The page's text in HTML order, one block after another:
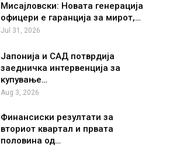
Мисајловски: Новата генерација
офицери е гаранција за мирот,…
Jul 31, 2026
Јапонија и САД потврдија
заедничка интервенција за
купување…
Aug 3, 2026
Финансиски резултати за
вториот квартал и првата
половина од…